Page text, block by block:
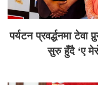
पर्यटन प्रवर्द्धनमा टेवा
सुरु हुँदै ‘ए